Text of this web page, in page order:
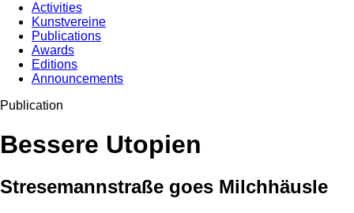
Activities
Kunstvereine
Publications
Awards
Editions
Announcements
Publication
Bessere Utopien
Stresemannstraße goes Milchhäusle